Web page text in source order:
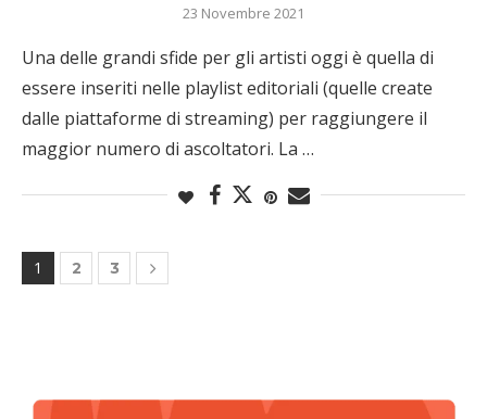
23 Novembre 2021
Una delle grandi sfide per gli artisti oggi è quella di
essere inseriti nelle playlist editoriali (quelle create
dalle piattaforme di streaming) per raggiungere il
maggior numero di ascoltatori. La …
1 2 3